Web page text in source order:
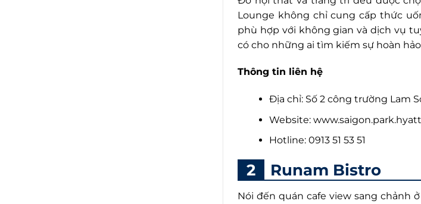
Lounge không chỉ cung cấp thức
phù hợp với không gian và dịch vụ
có cho những ai tìm kiếm sự hoàn
Thông tin liên hệ
Địa chỉ: Số 2 công trường Lam
Website:
Hotline: 0913 51 53 51
Runam Bistro
Nói đến quán cafe view sang chảnh